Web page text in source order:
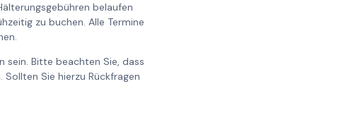
belaufen
zu buchen. Alle Termine
sein. Bitte beachten Sie, dass
Sie hierzu Rückfragen